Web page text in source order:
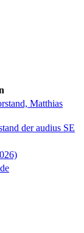
Matthias
der audius SE